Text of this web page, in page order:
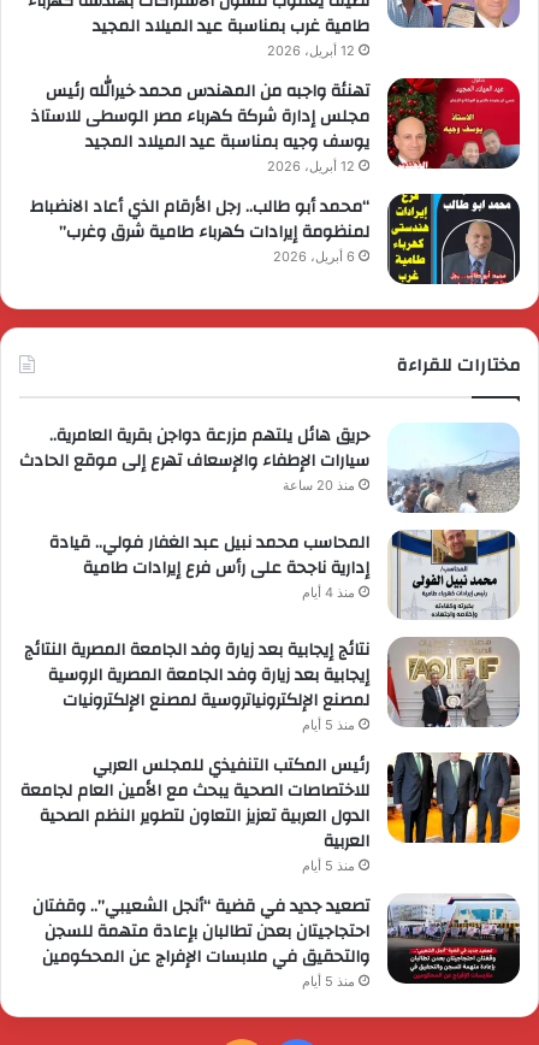
طامية غرب بمناسبة عيد الميلاد المجيد
12 أبريل، 2026
تهنئة واجبه من المهندس محمد خيرالله رئيس
مجلس إدارة شركة كهرباء مصر الوسطى للاستاذ
يوسف وجيه بمناسبة عيد الميلاد المجيد
12 أبريل، 2026
“محمد أبو طالب.. رجل الأرقام الذي أعاد الانضباط
لمنظومة إيرادات كهرباء طامية شرق وغرب”
6 أبريل، 2026
مختارات للقراءة
حريق هائل يلتهم مزرعة دواجن بقرية العامرية..
سيارات الإطفاء والإسعاف تهرع إلى موقع الحادث
منذ 20 ساعة
المحاسب محمد نبيل عبد الغفار فولي.. قيادة
إدارية ناجحة على رأس فرع إيرادات طامية
منذ 4 أيام
نتائج إيجابية بعد زيارة وفد الجامعة المصرية النتائج
إيجابية بعد زيارة وفد الجامعة المصرية الروسية
لمصنع الإلكترونياتروسية لمصنع الإلكترونيات
منذ 5 أيام
رئيس المكتب التنفيذي للمجلس العربي
للاختصاصات الصحية يبحث مع الأمين العام لجامعة
الدول العربية تعزيز التعاون لتطوير النظم الصحية
العربية
منذ 5 أيام
تصعيد جديد في قضية “أنجل الشعيبي”.. وقفتان
احتجاجيتان بعدن تطالبان بإعادة متهمة للسجن
والتحقيق في ملابسات الإفراج عن المحكومين
منذ 5 أيام